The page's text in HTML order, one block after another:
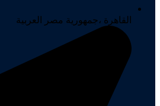
القاهرة ،جمهورية مصر العربية